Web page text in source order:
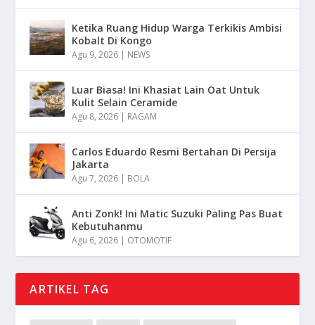
Ketika Ruang Hidup Warga Terkikis Ambisi
Kobalt Di Kongo
Agu 9, 2026 | NEWS
Luar Biasa! Ini Khasiat Lain Oat Untuk
Kulit Selain Ceramide
Agu 8, 2026 | RAGAM
Carlos Eduardo Resmi Bertahan Di Persija
Jakarta
Agu 7, 2026 | BOLA
Anti Zonk! Ini Matic Suzuki Paling Pas Buat
Kebutuhanmu
Agu 6, 2026 | OTOMOTIF
ARTIKEL TAG